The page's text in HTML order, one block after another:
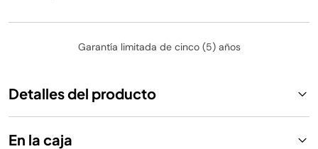
Garantía limitada de cinco (5) años
Detalles del producto
En la caja